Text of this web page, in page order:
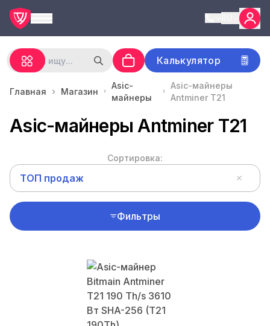
Калькулятор
Главная Магазин
Asic-
майнеры
Asic-майнеры
Antminer T21
Asic-майнеры Antminer T21
Сортировка:
ТОП продаж
Фильтры